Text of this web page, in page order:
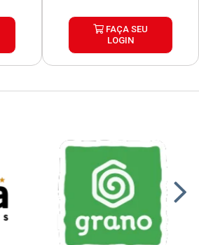
FAÇA SEU
LOGIN